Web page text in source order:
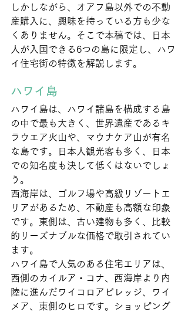
しかしながら、オアフ島以外での不動
産購入に、興味を持っている方も少な
くありません。そこで本稿では、日本
人が入国できる6つの島に限定し、ハワ
イ住宅街の特徴を解説します。
ハワイ島
ハワイ島は、ハワイ諸島を構成する島
の中で最も大きく、世界遺産であるキ
ラウエア火山や、マウナケア山が有名
な島です。日本人観光客も多く、日本
での知名度も決して低くはないでしょ
う。
西海岸は、ゴルフ場や高級リゾートエ
リアがあるため、不動産も高額な印象
です。東側は、古い建物も多く、比較
的リーズナブルな価格で取引されてい
ます。
ハワイ島で人気のある住宅エリアは、
西側のカイルア・コナ、西海岸より内
陸に進んだワイコロアビレッジ、ワイ
メア、東側のヒロです。ショッピング